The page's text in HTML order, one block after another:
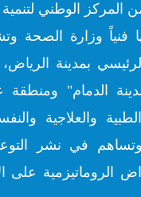
الوطني
عليها فنياً وزارة
بمدينة
الدمام" ومنطقة
والعلاجية
وتساهم في نشر
الروماتيزمية على